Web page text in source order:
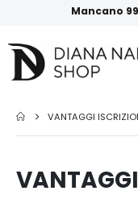
Mancano
VANTAGGI